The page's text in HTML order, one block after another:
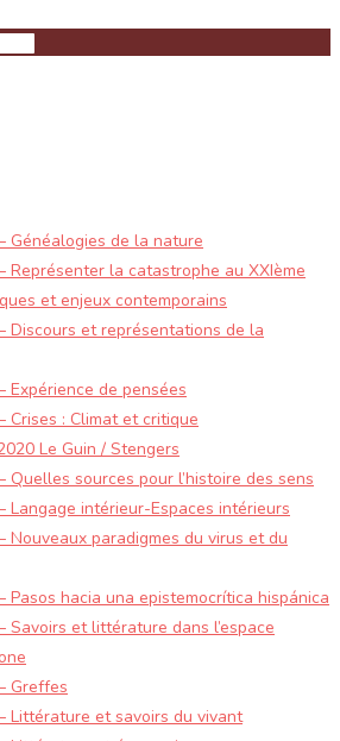
Généalogies de la nature
Représenter la catastrophe au XXIème
et enjeux contemporains
Discours et représentations de la
Expérience de pensées
Crises : Climat et critique
Le Guin / Stengers
Quelles sources pour l’histoire des sens
Langage intérieur-Espaces intérieurs
Nouveaux paradigmes du virus et du
Pasos hacia una epistemocrítica hispánica
Savoirs et littérature dans l’espace
Greffes
Littérature et savoirs du vivant